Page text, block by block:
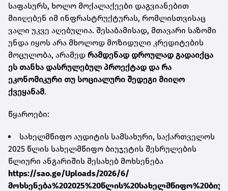
საფასურს, ხოლო მოქალაქეები დაგვიანებით
მიიღებენ იმ ინფრასტრუქტურას, რომლისთვისაც
ვალი უკვე აღებულია. შესაბამისად, მთავარი საზომი
უნდა იყოს არა მხოლოდ მოზიდული კრედიტების
მოცულობა, არამედ რამდენად დროულად გადაიქცა
ეს თანხა დასრულებულ პროექტად და რა
ეკონომიკური თუ სოციალური შედეგი მიიღო
ქვეყანამ.
წყაროები:
სახელმწიფო აუდიტის სამსახური, საქართველოს
2025 წლის სახელმწიფო ბიუჯეტის შესრულების
წლიური ანგარიშის შესახებ მოხსენება
https://sao.ge/Uploads/2026/6/